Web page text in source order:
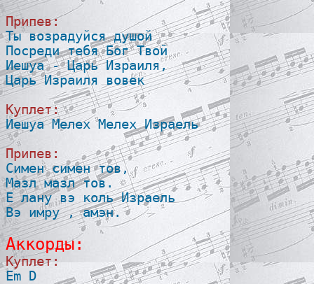
Припев:
Ты возрадуйся душой
Посреди тебя Бог Твой
Иешуа - Царь Израиля,
Царь Израиля вовек
Куплет:
Иешуа Мелех Мелех Израель
Припев:
Симен симен тов,
Мазл мазл тов.
Е лану вэ коль Израель
Вэ имру , амэн.
Аккорды:
Куплет:
Em D